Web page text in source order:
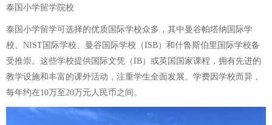
泰国小学留学院校
泰国小学留学可选择的优质国际学校众多，其中曼谷帕塔纳国际学
校、NIST国际学校、曼谷国际学校（ISB）和什鲁斯伯里国际学校备
受推崇。这些学校提供国际文凭（IB）或英国国家课程，拥有先进的
教学设施和丰富的课外活动，注重学生全面发展。学费因学校而异，
每年约在10万至20万元人民币之间。